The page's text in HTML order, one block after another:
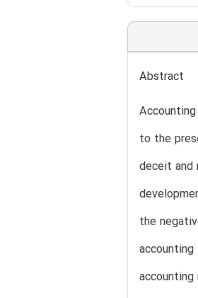
Abstract
to the
deceit and
the